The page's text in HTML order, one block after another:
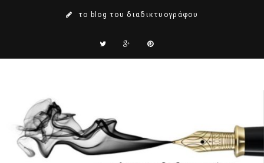
το blog του διαδικτυογράφου